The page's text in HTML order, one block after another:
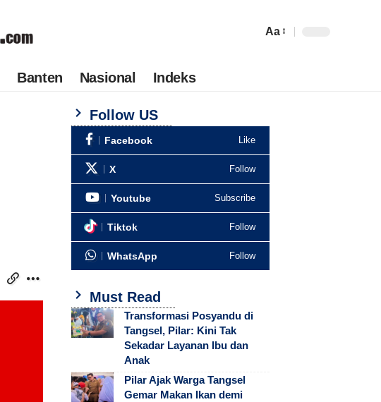
Aa
Banten Nasional Indeks
Follow US
Facebook Like
X Follow
Youtube Subscribe
Tiktok Follow
WhatsApp Follow
Must Read
Transformasi Posyandu di
Tangsel, Pilar: Kini Tak
Sekadar Layanan Ibu dan
Anak
Pilar Ajak Warga Tangsel
Gemar Makan Ikan demi